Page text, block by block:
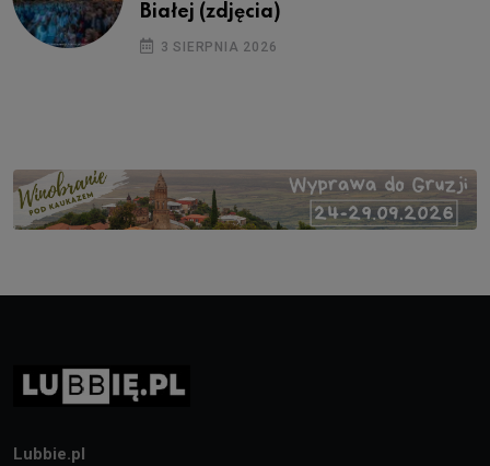
Białej (zdjęcia)
3 SIERPNIA 2026
Lubbie.pl